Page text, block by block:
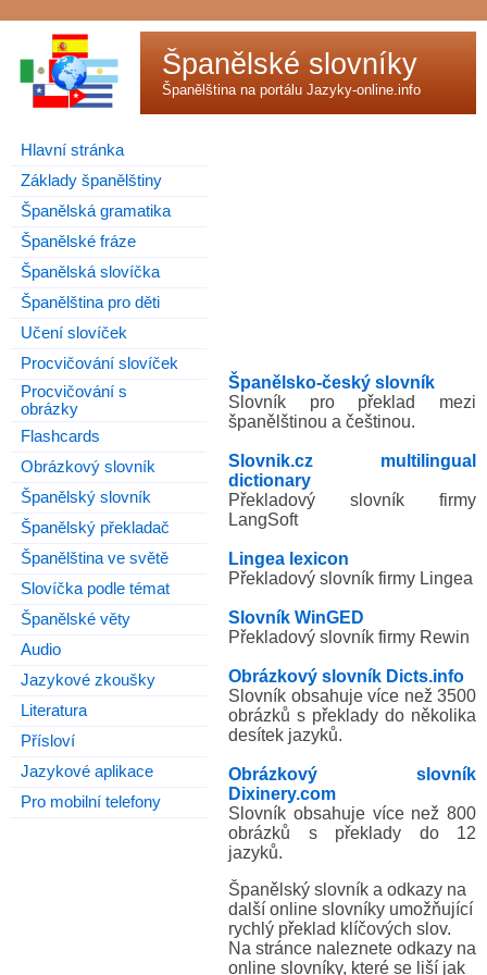
Španělské slovníky
Španělština na portálu Jazyky-online.info
Hlavní stránka
Základy španělštiny
Španělská gramatika
Španělské fráze
Španělská slovíčka
Španělština pro děti
Učení slovíček
Procvičování slovíček
Procvičování s
obrázky
Flashcards
Obrázkový slovník
Španělský slovník
Španělský překladač
Španělština ve světě
Slovíčka podle témat
Španělské věty
Audio
Jazykové zkoušky
Literatura
Přísloví
Jazykové aplikace
Pro mobilní telefony
Španělsko-český slovník
Slovník pro překlad mezi
španělštinou a češtinou.
Slovnik.cz multilingual
dictionary
Překladový slovník firmy
LangSoft
Lingea lexicon
Překladový slovník firmy Lingea
Slovník WinGED
Překladový slovník firmy Rewin
Obrázkový slovník Dicts.info
Slovník obsahuje více než 3500
obrázků s překlady do několika
desítek jazyků.
Obrázkový slovník
Dixinery.com
Slovník obsahuje více než 800
obrázků s překlady do 12
jazyků.
Španělský slovník a odkazy na
další online slovníky umožňující
rychlý překlad klíčových slov.
Na stránce naleznete odkazy na
online slovníky, které se liší jak